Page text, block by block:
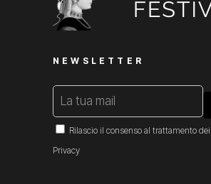
NEWSLETTER
Rilascio il consenso al trattamento
Privacy